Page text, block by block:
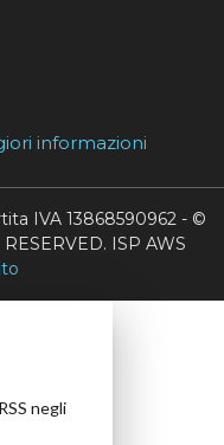
informazioni
IVA 13868590962 - ©
ISP AWS
negli